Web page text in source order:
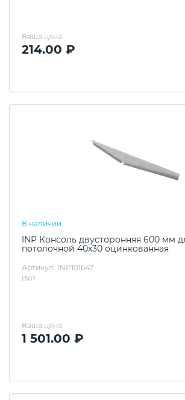
Ваша цена
214.00 ₽
В наличии
INP Консоль двусторонняя 600 мм
потолочной 40х30 оцинкованная
Артикул: INP101647
INP
Ваша цена
1 501.00 ₽